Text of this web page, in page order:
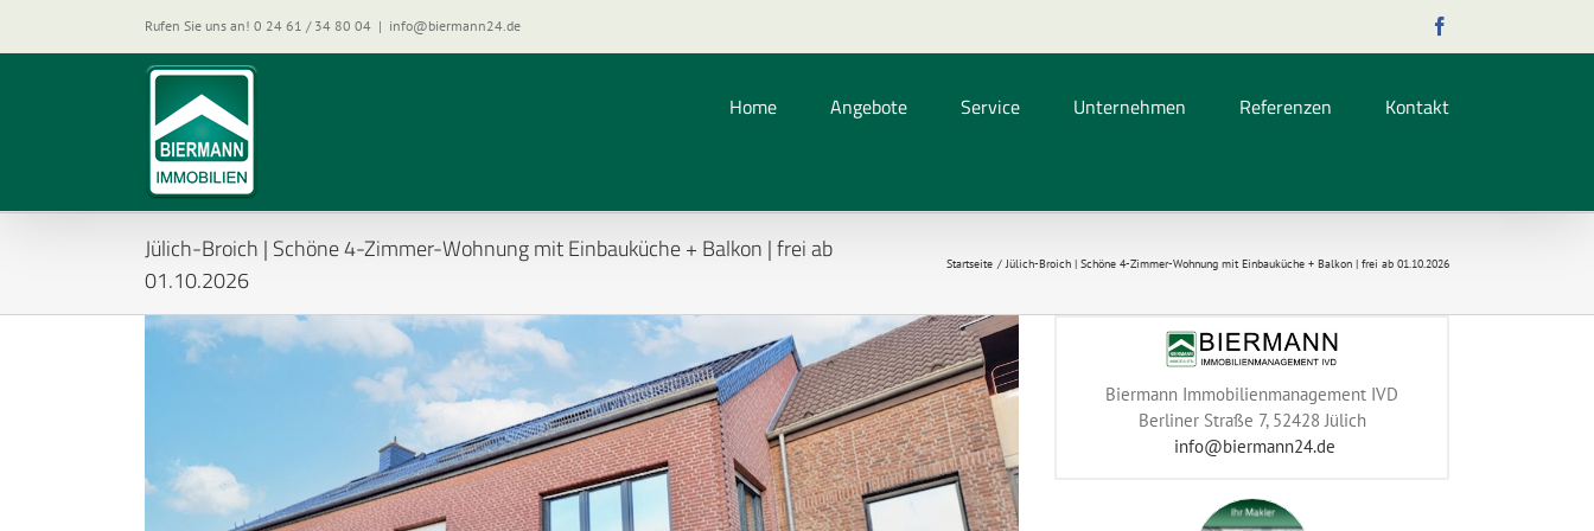
Rufen Sie uns an! 0 24 61 / 34 80 04 | info@biermann24.de
Home Angebote Service Unternehmen Referenzen Kontakt
Jülich-Broich | Schöne 4-Zimmer-Wohnung mit Einbauküche + Balkon | frei ab
01.10.2026
Startseite Jülich-Broich | Schöne 4-Zimmer-Wohnung mit Einbauküche + Balkon | frei ab 01.10.2026
Biermann Immobilienmanagement IVD
Berliner Straße 7, 52428 Jülich
info@biermann24.de